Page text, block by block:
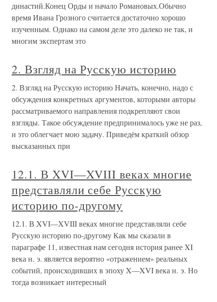
династий.Конец Орды и начало Романовых.Обычно
время Ивана Грозного считается достаточно хорошо
изученным. Однако на самом деле это далеко не так, и
многим экспертам это
2. Взгляд на Русскую историю
2. Взгляд на Русскую историю Начать, конечно, надо с
обсуждения конкретных аргументов, которыми авторы
рассматриваемого направления подкрепляют свои
взгляды. Такое обсуждение предпринималось уже не раз,
и это облегчает мою задачу. Приведём краткий обзор
высказанных при
12.1. В XVI—XVIII веках многие
представляли себе Русскую
историю по-другому
12.1. В XVI—XVIII веках многие представляли себе
Русскую историю по-другому Как мы сказали в
параграфе 11, известная нам сегодня история ранее XI
века н. э. является вероятно «отражением» реальных
событий, происходивших в эпоху X—XVI века н. э. Но
тогда возникает интересный